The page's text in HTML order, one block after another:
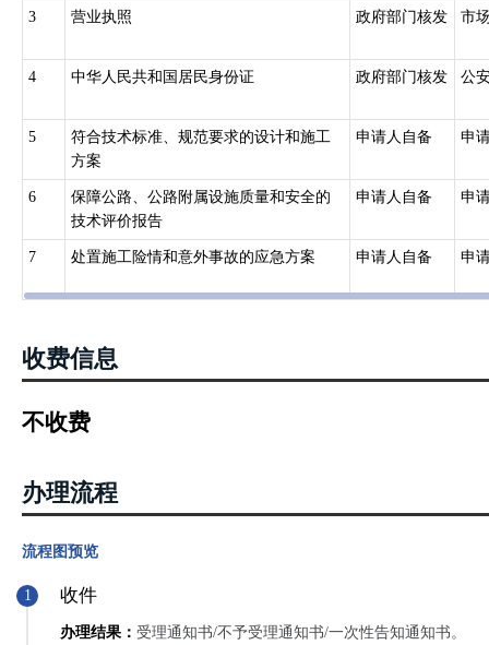
3 营业执照 政府部门核发 市
4 中华人民共和国居民身份证 政府部门核发 公
5
符合技术标准、规范要求的设计和施工
方案
申请人自备 申
6
保障公路、公路附属设施质量和安全的
技术评价报告
申请人自备 申
7 处置施工险情和意外事故的应急方案 申请人自备 申
收费信息
不收费
办理流程
流程图预览
1 收件
办理结果： 受理通知书/不予受理通知书/一次性告知通知书。